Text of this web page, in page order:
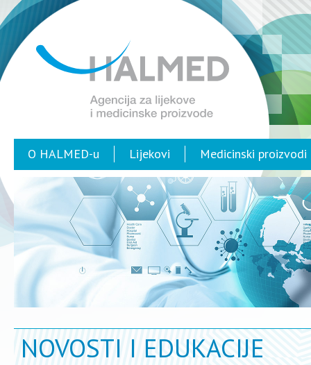
O HALMED-u Lijekovi Medicinski proizvodi
NOVOSTI I EDUKACIJE